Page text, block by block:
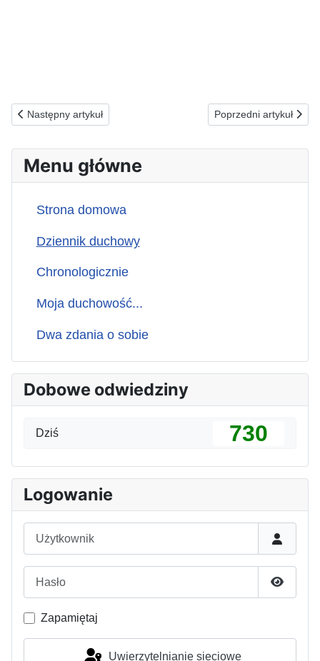
Poprzednia strona: 08.08.1990(ś) Słoneczniki...
Następny artykuł Następna strona:
Poprzedni artykuł
Menu główne
Strona domowa
Dziennik duchowy
Chronologicznie
Moja duchowość...
Dwa zdania o sobie
Dobowe odwiedziny
Dziś 730
Logowanie
Pokaż
Zapamiętaj
Uwierzytelnianie sieciowe